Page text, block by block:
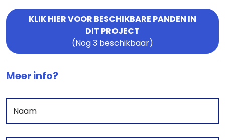
KLIK HIER VOOR BESCHIKBARE PANDEN IN
DIT PROJECT
(Nog 3 beschikbaar)
Meer info?